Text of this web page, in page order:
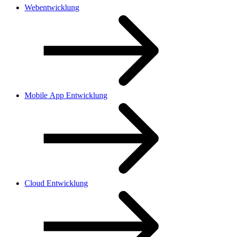
Webentwicklung
Mobile App Entwicklung
Cloud Entwicklung